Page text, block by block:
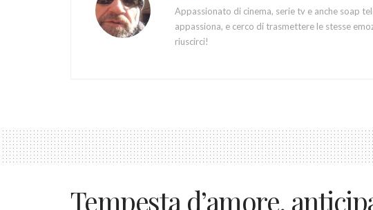
Appassionato di cinema, serie tv e anche soap
appassiona, e cerco di trasmettere le stesse
riuscirci!
Tempesta d’amore,